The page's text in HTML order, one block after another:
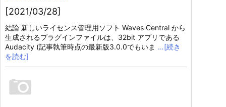
[2021/03/28]
結論 新しいライセンス管理用ソフト Waves Central から
生成されるプラグインファイルは、32bit アプリである
Audacity (記事執筆時点の最新版3.0.0でもいま …[続き
を読む]